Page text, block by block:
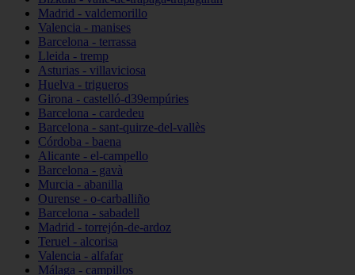
Madrid - valdemorillo
Valencia - manises
Barcelona - terrassa
Lleida - tremp
Asturias - villaviciosa
Huelva - trigueros
Girona - castelló-d39empúries
Barcelona - cardedeu
Barcelona - sant-quirze-del-vallès
Córdoba - baena
Alicante - el-campello
Barcelona - gavà
Murcia - abanilla
Ourense - o-carballiño
Barcelona - sabadell
Madrid - torrejón-de-ardoz
Teruel - alcorisa
Valencia - alfafar
Málaga - campillos